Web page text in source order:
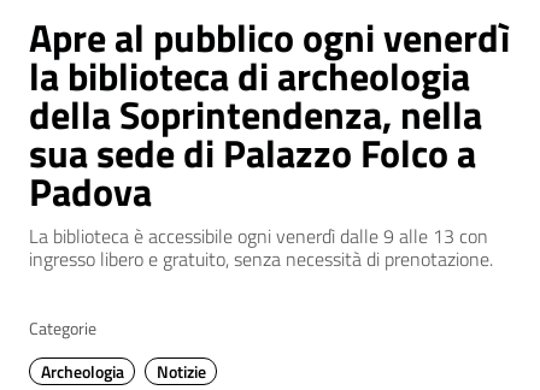
Apre al pubblico ogni venerdì
la biblioteca di archeologia
della Soprintendenza, nella
sua sede di Palazzo Folco a
Padova
La biblioteca è accessibile ogni venerdì dalle 9 alle 13 con
ingresso libero e gratuito, senza necessità di prenotazione.
Categorie
Archeologia
Notizie